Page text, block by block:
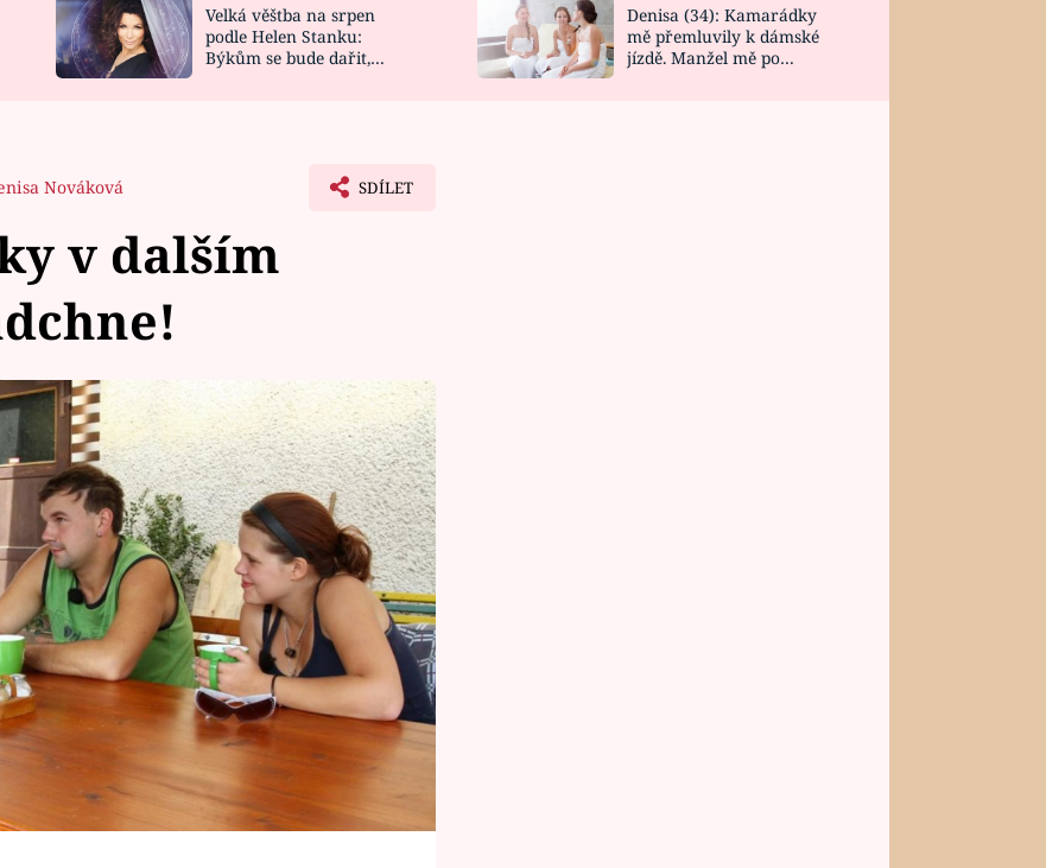
NOVINKY
VIDEORECEPTY
DESIGN
Velká věštba na srpen
podle Helen Stanku:
Býkům se bude dařit,
Denisa (34): Kamarádky
mě přemluvily k dámské
jízdě. Manžel mě po
Nováková SDÍLET
v dalším